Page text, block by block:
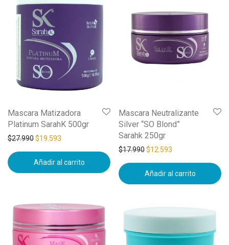
Mascara Matizadora
Platinum SarahK 500gr
$27.990$19.593
Añadir al carrito
Mascara Neutralizante
Silver “SO Blond”
Sarahk 250gr
$17.990$12.593
Añadir al carrito